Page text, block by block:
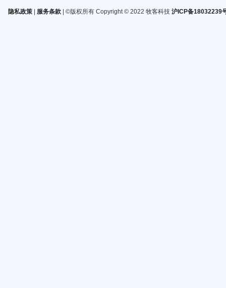
隐私政策| 服务条款| ©版权所有 Copyright © 2022 牧客科技 沪ICP备18032239